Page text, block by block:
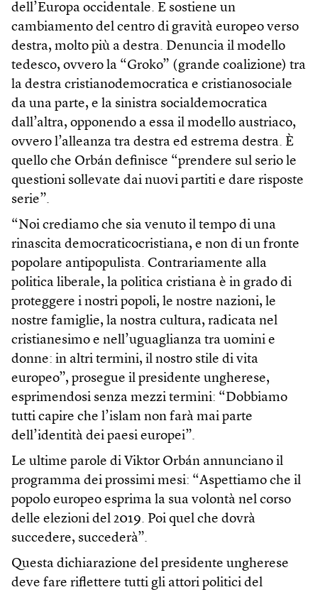
dell’Europa occidentale. E sostiene un
cambiamento del centro di gravità europeo verso
destra, molto più a destra. Denuncia il modello
tedesco, ovvero la “Groko” (grande coalizione) tra
la destra cristianodemocratica e cristianosociale
da una parte, e la sinistra socialdemocratica
dall’altra, opponendo a essa il modello austriaco,
ovvero l’alleanza tra destra ed estrema destra. È
quello che Orbán definisce “prendere sul serio le
questioni sollevate dai nuovi partiti e dare risposte
serie”.
“Noi crediamo che sia venuto il tempo di una
rinascita democraticocristiana, e non di un fronte
popolare antipopulista. Contrariamente alla
politica liberale, la politica cristiana è in grado di
proteggere i nostri popoli, le nostre nazioni, le
nostre famiglie, la nostra cultura, radicata nel
cristianesimo e nell’uguaglianza tra uomini e
donne: in altri termini, il nostro stile di vita
europeo”, prosegue il presidente ungherese,
esprimendosi senza mezzi termini: “Dobbiamo
tutti capire che l’islam non farà mai parte
dell’identità dei paesi europei”.
Le ultime parole di Viktor Orbán annunciano il
programma dei prossimi mesi: “Aspettiamo che il
popolo europeo esprima la sua volontà nel corso
delle elezioni del 2019. Poi quel che dovrà
succedere, succederà”.
Questa dichiarazione del presidente ungherese
deve fare riflettere tutti gli attori politici del